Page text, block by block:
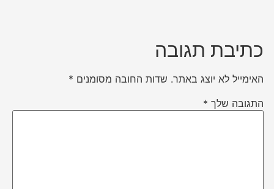
כתיבת תגובה
האימייל לא יוצג באתר. שדות החובה מסומנים *
התגובה שלך *